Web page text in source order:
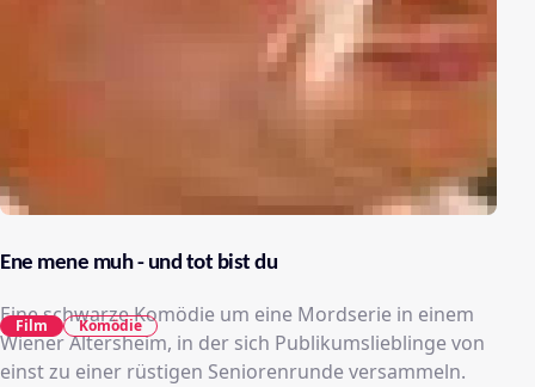
Ene mene muh - und tot bist du
Eine schwarze Komödie um eine Mordserie in einem
Wiener Altersheim, in der sich Publikumslieblinge von
einst zu einer rüstigen Seniorenrunde versammeln.
Film Komödie